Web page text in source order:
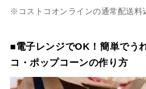
※コストコオンラインの通常配送料
■電子レンジでOK！簡単でう
コ・ポップコーンの作り方